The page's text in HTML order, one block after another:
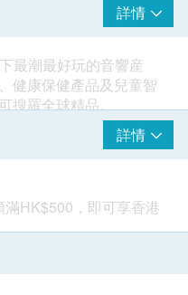
詳情
最潮最好玩的音響産
健康保健產品及兒童智
搜羅全球精品。
詳情
滿HK$500，即可享香港
運費。
、坪洲及愉景灣等偏